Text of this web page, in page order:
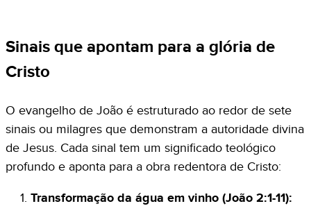
Sinais que apontam para a glória de
Cristo
O evangelho de João é estruturado ao redor de sete
sinais ou milagres que demonstram a autoridade divina
de Jesus. Cada sinal tem um significado teológico
profundo e aponta para a obra redentora de Cristo:
Transformação da água em vinho (João 2:1-11):